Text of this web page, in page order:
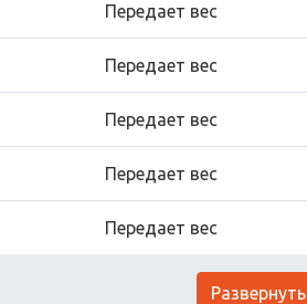
Передает вес
Передает вес
Передает вес
Передает вес
Передает вес
Развернуть